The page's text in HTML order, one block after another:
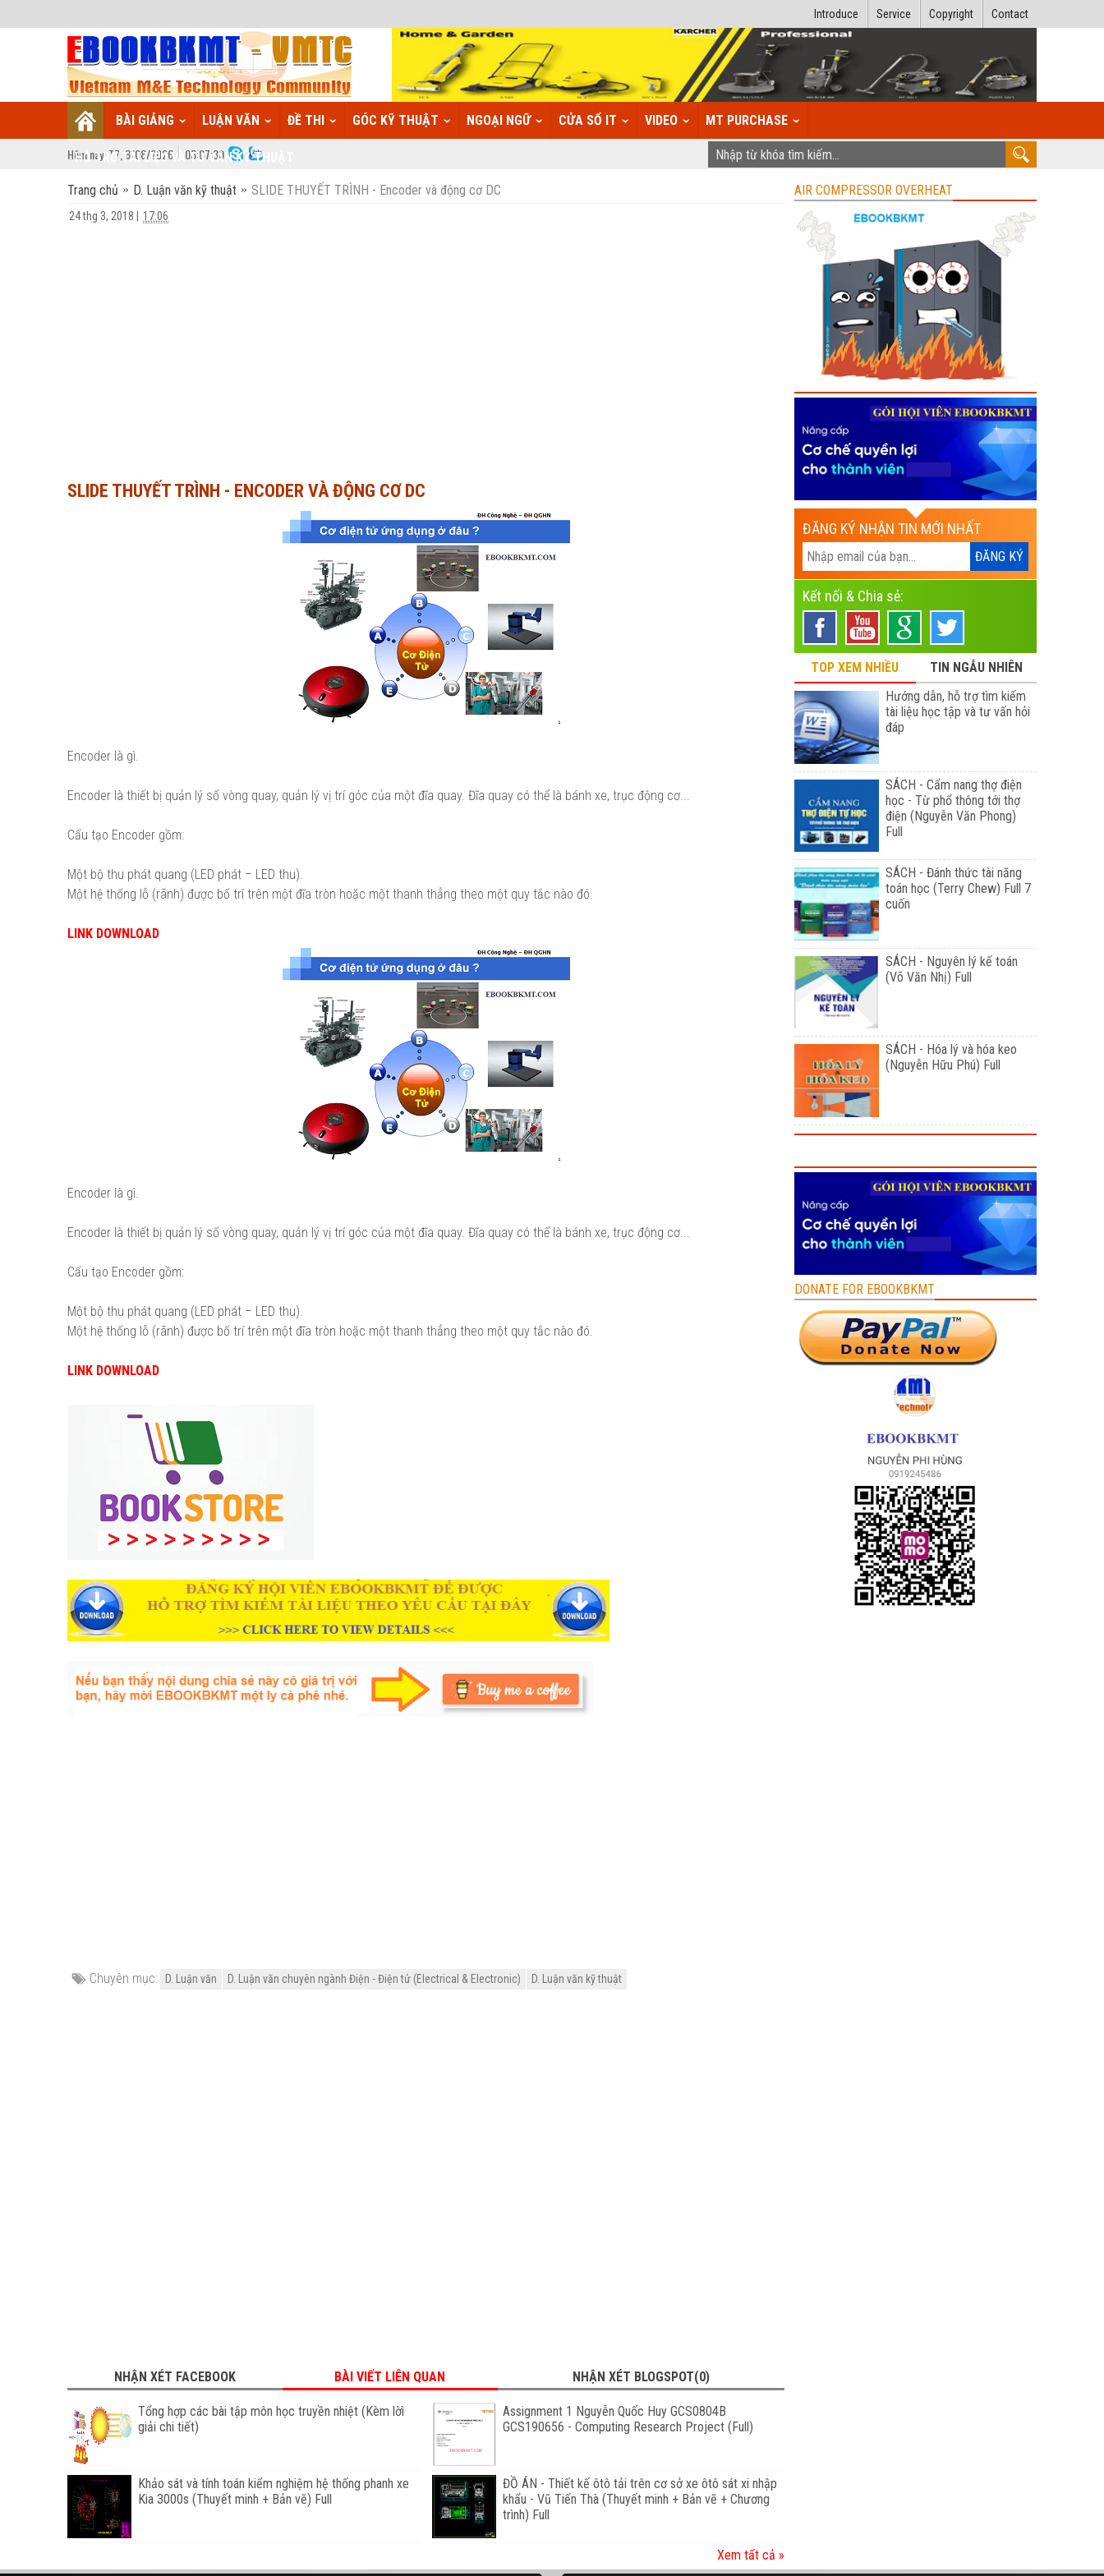
Contact
Copyright
Service
Introduce
BÀI GIẢNG LUẬN VĂN ĐỀ THI GÓC KỸ THUẬT NGOẠI NGỮ CỬA SỔ IT VIDEO MT PURCHASE
HỖ TRỢ TÀI LIỆU VÀ TƯ VẤN KỸ THUẬT
Hôm nay: T7, 8/08/2026 03:07:31
Trang chủ D. Luận văn kỹ thuật SLIDE THUYẾT TRÌNH - Encoder và động cơ DC
24 thg 3, 2018 17:06
SLIDE THUYẾT TRÌNH - ENCODER VÀ ĐỘNG CƠ DC
Encoder là gì.
Encoder là thiết bị quản lý số vòng quay, quản lý vị trí góc của một đĩa quay. Đĩa quay có thể là bánh xe, trục động cơ...
Cấu tạo Encoder gồm:
Một bộ thu phát quang (LED phát – LED thu).
Một hệ thống lỗ (rãnh) được bố trí trên một đĩa tròn hoặc một thanh thẳng theo một quy tắc nào đó.
LINK DOWNLOAD
Encoder là gì.
Encoder là thiết bị quản lý số vòng quay, quản lý vị trí góc của một đĩa quay. Đĩa quay có thể là bánh xe, trục động cơ...
Cấu tạo Encoder gồm:
Một bộ thu phát quang (LED phát – LED thu).
Một hệ thống lỗ (rãnh) được bố trí trên một đĩa tròn hoặc một thanh thẳng theo một quy tắc nào đó.
LINK DOWNLOAD
Chuyên mục: D. Luận văn D. Luận văn chuyên ngành Điện - Điện tử (Electrical & Electronic) D. Luận văn kỹ thuật
NHẬN XÉT FACEBOOK BÀI VIẾT LIÊN QUAN NHẬN XÉT BLOGSPOT(0)
Tổng hợp các bài tập môn học truyền nhiệt (Kèm lờì
giải chi tiết)
Assignment 1 Nguyễn Quốc Huy GCS0804B
GCS190656 - Computing Research Project (Full)
Khảo sát và tính toán kiểm nghiệm hệ thống phanh xe
Kia 3000s (Thuyết minh + Bản vẽ) Full
ĐỒ ÁN - Thiết kế ôtô tải trên cơ sở xe ôtô sát xi nhập
khẩu - Vũ Tiến Thà (Thuyết minh + Bản vẽ + Chương
trình) Full
Xem tất cả »
AIR COMPRESSOR OVERHEAT
ĐĂNG KÝ NHẬN TIN MỚI NHẤT
Kết nối & Chia sẻ:
TOP XEM NHIỀU
TIN NGẪU NHIÊN
Hướng dẫn, hỗ trợ tìm kiếm
tài liệu học tập và tư vấn hỏi
đáp
SÁCH - Cẩm nang thợ điện
học - Từ phổ thông tới thợ
điện (Nguyễn Văn Phong)
Full
SÁCH - Đánh thức tài năng
toán học (Terry Chew) Full 7
cuốn
SÁCH - Nguyên lý kế toán
(Võ Văn Nhị) Full
SÁCH - Hóa lý và hóa keo
(Nguyễn Hữu Phú) Full
DONATE FOR EBOOKBKMT